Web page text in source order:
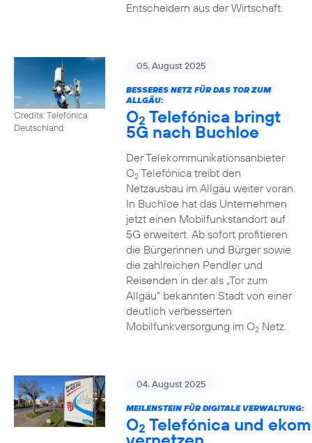
Entscheidern aus der Wirtschaft.
Credits: Telefónica
Deutschland
05. August 2025
BESSERES NETZ FÜR DAS TOR ZUM
ALLGÄU:
O2 Telefónica bringt
5G nach Buchloe
Der Telekommunikationsanbieter
O2Telefónica treibt den
Netzausbau im Allgäu weiter voran.
In Buchloe hat das Unternehmen
jetzt einen Mobilfunkstandort auf
5G erweitert. Ab sofort profitieren
die Bürgerinnen und Bürger sowie
die zahlreichen Pendler und
Reisenden in der als „Tor zum
Allgäu“ bekannten Stadt von einer
deutlich verbesserten
Mobilfunkversorgung im O2Netz.
04. August 2025
MEILENSTEIN FÜR DIGITALE VERWALTUNG:
O2 Telefónica und